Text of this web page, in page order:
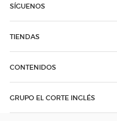
SÍGUENOS
TIENDAS
CONTENIDOS
GRUPO EL CORTE INGLÉS